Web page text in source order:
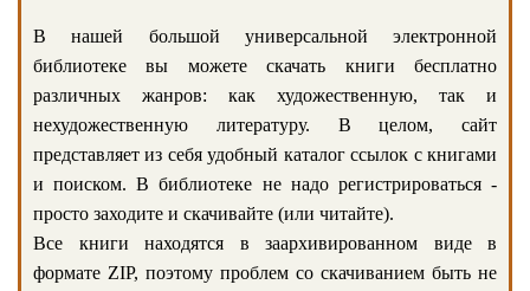
В нашей большой универсальной электронной
библиотеке вы можете скачать книги бесплатно
различных жанров: как художественную, так и
нехудожественную литературу. В целом, сайт
представляет из себя удобный каталог ссылок с книгами
и поиском. В библиотеке не надо регистрироваться -
просто заходите и скачивайте (или читайте).
Все книги находятся в заархивированном виде в
формате ZIP, поэтому проблем со скачиванием быть не